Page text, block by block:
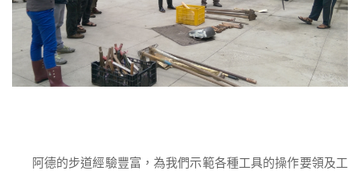
阿德的步道經驗豐富，為我們示範各種工具的操作要領及工